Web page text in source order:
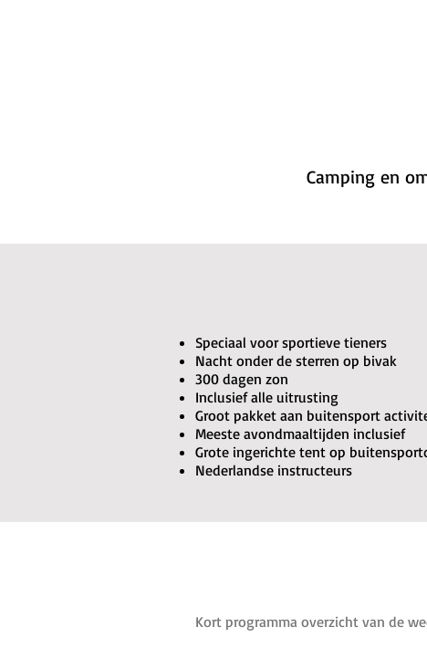
Camping en
Speciaal voor sportieve tieners
Nacht onder de sterren op bivak
300 dagen zon
Inclusief alle uitrusting
Groot pakket aan buitensport
Meeste avondmaaltijden inclusief
Grote ingerichte tent op
Nederlandse instructeurs
​Kort programma overzicht van de